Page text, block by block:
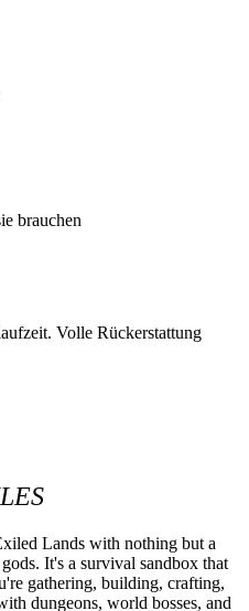
brauchen
Volle Rückerstattung
Lands with nothing but a
It's a survival sandbox that
gathering, building, crafting,
dungeons, world bosses, and